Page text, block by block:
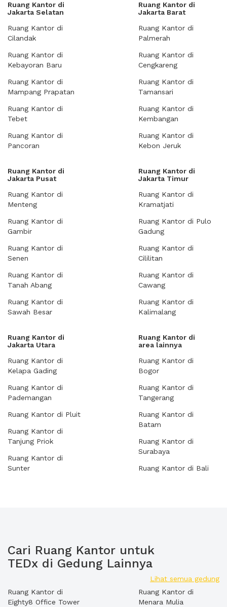
Ruang Kantor di
Jakarta Selatan
Ruang Kantor di
Cilandak
Ruang Kantor di
Kebayoran Baru
Ruang Kantor di
Mampang Prapatan
Ruang Kantor di
Tebet
Ruang Kantor di
Pancoran
Ruang Kantor di
Jakarta Barat
Ruang Kantor di
Palmerah
Ruang Kantor di
Cengkareng
Ruang Kantor di
Tamansari
Ruang Kantor di
Kembangan
Ruang Kantor di
Kebon Jeruk
Ruang Kantor di
Jakarta Pusat
Ruang Kantor di
Menteng
Ruang Kantor di
Gambir
Ruang Kantor di
Senen
Ruang Kantor di
Tanah Abang
Ruang Kantor di
Sawah Besar
Ruang Kantor di
Jakarta Timur
Ruang Kantor di
Kramatjati
Ruang Kantor di Pulo
Gadung
Ruang Kantor di
Cililitan
Ruang Kantor di
Cawang
Ruang Kantor di
Kalimalang
Ruang Kantor di
Jakarta Utara
Ruang Kantor di
Kelapa Gading
Ruang Kantor di
Pademangan
Ruang Kantor di Pluit
Ruang Kantor di
Tanjung Priok
Ruang Kantor di
Sunter
Ruang Kantor di
area lainnya
Ruang Kantor di
Bogor
Ruang Kantor di
Tangerang
Ruang Kantor di
Batam
Ruang Kantor di
Surabaya
Ruang Kantor di Bali
Cari Ruang Kantor untuk
TEDx di Gedung Lainnya
Lihat semua gedung
Ruang Kantor di
Eighty8 Office Tower
Ruang Kantor di
Menara Mulia